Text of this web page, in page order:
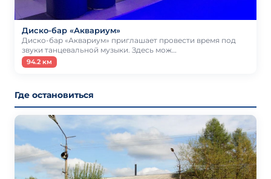
Диско-бар «Аквариум»
Диско-бар «Аквариум» приглашает провести время под
звуки танцевальной музыки. Здесь мож…
94.2 км
Где остановиться